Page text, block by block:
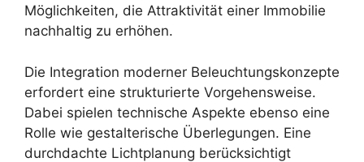
Möglichkeiten, die Attraktivität einer Immobilie
nachhaltig zu erhöhen.
Die Integration moderner Beleuchtungskonzepte
erfordert eine strukturierte Vorgehensweise.
Dabei spielen technische Aspekte ebenso eine
Rolle wie gestalterische Überlegungen. Eine
durchdachte Lichtplanung berücksichtigt